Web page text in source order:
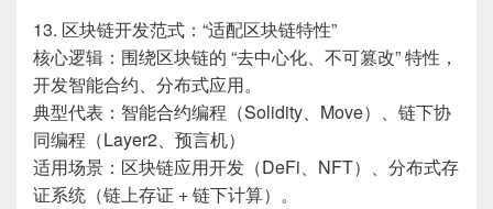
13. 区块链开发范式：“适配区块链特性”
核心逻辑：围绕区块链的 “去中心化、不可篡改” 特性，
开发智能合约、分布式应用。
典型代表：智能合约编程（Solidity、Move）、链下协
同编程（Layer2、预言机）
适用场景：区块链应用开发（DeFi、NFT）、分布式存
证系统（链上存证 + 链下计算）。